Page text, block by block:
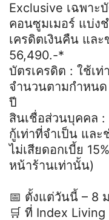
Exclusive เฉพาะ
คอนซูมเมอร์ แบ่ง
เครดิตเงินคืน แล
56,490.-*
บัตรเครดิต : ใช้เ
จำนวนตามกำหนด
ปี
สินเชื่อส่วนบุคคล :
กู้เท่าที่จำเป็น แล
ไม่เสียดอกเบี้ย
หน้าร้านเท่านั้น)
📅 ตั้งแต่วันนี้ – 8
🛒 ที่ Index